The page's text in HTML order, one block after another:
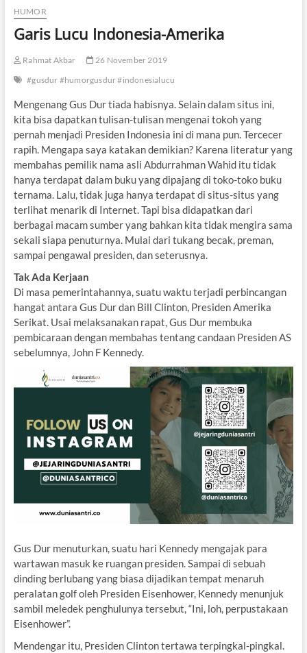
HUMOR
Garis Lucu Indonesia-Amerika
Rahmat Akbar
26 November 2019
#gusdur #humorgusdur #indonesialucu
Mengenang Gus Dur tiada habisnya. Selain dalam situs ini,
kita bisa dapatkan tulisan-tulisan mengenai tokoh yang
pernah menjadi Presiden Indonesia ini di mana pun. Tercecer
rapih. Mengapa saya katakan demikian? Karena literatur yang
membahas pemilik nama asli Abdurrahman Wahid itu tidak
hanya terdapat dalam buku yang dipajang di toko-toko buku
ternama. Lalu, tidak juga hanya terdapat di situs-situs yang
terlihat menarik di Internet. Tapi bisa didapatkan dari
berbagai macam sumber yang bahkan kita tidak mengira sama
sekali siapa penuturnya. Mulai dari tukang becak, preman,
sampai pengawal presiden, dan seterusnya.
Tak Ada Kerjaan
Di masa pemerintahannya, suatu waktu terjadi perbincangan
hangat antara Gus Dur dan Bill Clinton, Presiden Amerika
Serikat. Usai melaksanakan rapat, Gus Dur membuka
pembicaraan dengan membahas tentang candaan Presiden AS
sebelumnya, John F Kennedy.
Gus Dur menuturkan, suatu hari Kennedy mengajak para
wartawan masuk ke ruangan presiden. Sampai di sebuah
dinding berlubang yang biasa dijadikan tempat menaruh
peralatan golf oleh Presiden Eisenhower, Kennedy menunjuk
sambil meledek penghulunya tersebut, “Ini, loh, perpustakaan
Eisenhower”.
Mendengar itu, Presiden Clinton tertawa terpingkal-pingkal.